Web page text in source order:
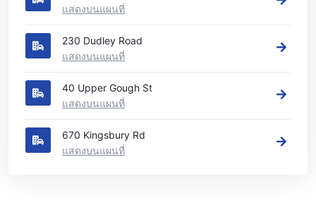
แสดงบนแผนที่
230 Dudley Road
แสดงบนแผนที่
40 Upper Gough St
แสดงบนแผนที่
670 Kingsbury Rd
แสดงบนแผนที่